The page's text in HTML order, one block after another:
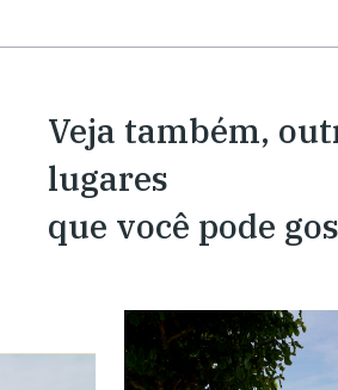
Veja também,
lugares
que você pode